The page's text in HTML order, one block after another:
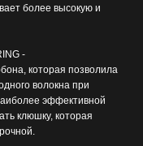
более высокую и
-
которая позволила
волокна при
эффективной
клюшку, которая